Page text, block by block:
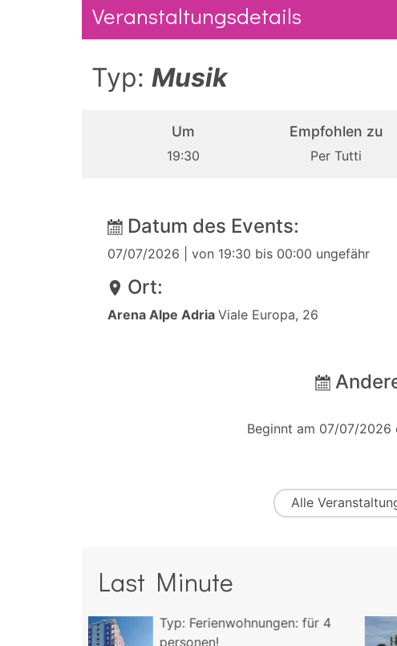
Veranstaltungsdetails
Typ: Musik
Um
19:30
Empfohlen zu
Per Tutti
Datum des Events:
07/07/2026 | von 19:30 bis 00:00 ungefähr
Ort:
Arena Alpe Adria Viale Europa, 26
Beginnt am 07/07/2026
Alle
Last Minute
Typ:Ferienwohnungen:
personen!